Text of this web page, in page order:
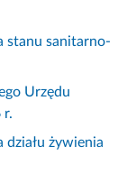
stanu sanitarno-
Urzędu
r.
żywienia